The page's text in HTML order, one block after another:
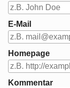
E-Mail
Homepage
Kommentar